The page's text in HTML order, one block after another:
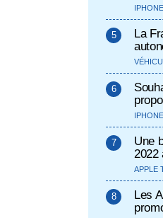
IPHONE
La
IPHONE
Une
2022
APPLE
Les